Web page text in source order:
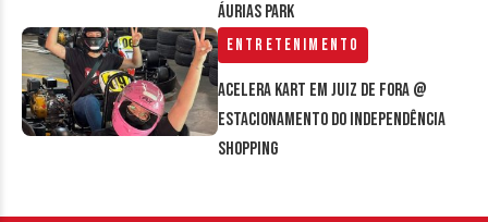
Áurias Park
Entretenimento
Acelera Kart em Juiz de Fora @
estacionamento do Independência
Shopping